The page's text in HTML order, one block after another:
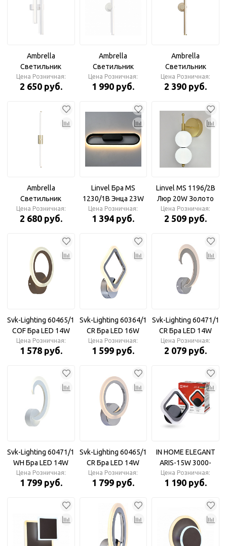
Ambrella
Светильник
светодиодный
настенный FL6151
Цена Розничная:
2 650 руб.
Ambrella
Светильник
светодиодный
настенный FL6101
3000K-6400K
605*100*60
Цена Розничная:
1 990 руб.
Ambrella
Светильник
светодиодный
настенный FL6104
3000K-6400K
605*100*60
Цена Розничная:
2 390 руб.
Ambrella
Светильник
светодиодный
настенный FL6124
610*45*80
Цена Розничная:
2 680 руб.
Linvel Бра MS
1230/1В Энца 23W
Чёрный
3000/4000/6500К
Цена Розничная:
1 394 руб.
Linvel MS 1196/2B
Люр 20W Золото
3000-6000К Бра
Цена Розничная:
2 509 руб.
Svk-Lighting 60465/1
COF Бра LED 14W
3000-6000K
Цена Розничная:
1 578 руб.
Svk-Lighting 60364/1
СR Бра LED 16W
3000-6000K
Цена Розничная:
1 599 руб.
Svk-Lighting 60471/1
CR Бра LED 14W
3000-6000K
Цена Розничная:
2 079 руб.
Svk-Lighting 60471/1
WH Бра LED 14W
3000-6000K
Цена Розничная:
1 799 руб.
Svk-Lighting 60465/1
CR Бра LED 14W
3000-6000K
Цена Розничная:
1 799 руб.
IN HOME ELEGANT
ARIS-15W 3000-
6500K STEP COLOR
черный Бра
Цена Розничная:
1 190 руб.